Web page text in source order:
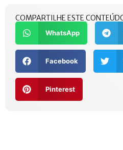
COMPARTILHE ESTE
WhatsApp
Facebook
Pinterest